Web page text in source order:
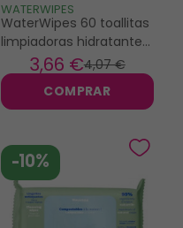
WATERWIPES
WaterWipes 60 toallitas
limpiadoras hidratantes
con Aloe vera4,07 €
3,66 €
COMPRAR
-10%